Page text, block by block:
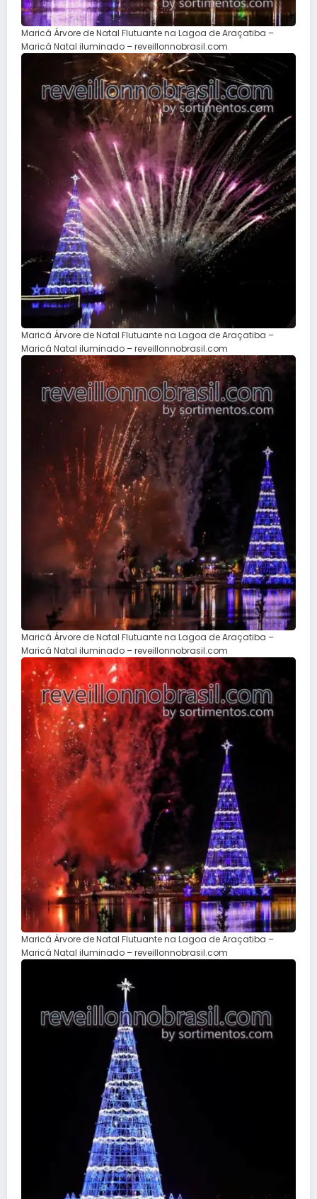
Maricá Árvore de Natal Flutuante na Lagoa de Araçatiba –
Maricá Natal iluminado – reveillonnobrasil.com
Maricá Árvore de Natal Flutuante na Lagoa de Araçatiba –
Maricá Natal iluminado – reveillonnobrasil.com
Maricá Árvore de Natal Flutuante na Lagoa de Araçatiba –
Maricá Natal iluminado – reveillonnobrasil.com
Maricá Árvore de Natal Flutuante na Lagoa de Araçatiba –
Maricá Natal iluminado – reveillonnobrasil.com